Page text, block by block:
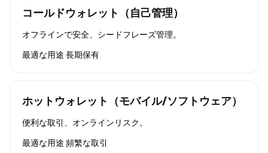
コールドウォレット（自己管理）
オフラインで安全、シードフレーズ管理。
最適な用途 長期保有
ホットウォレット（モバイル/ソフトウェア）
便利な取引、オンラインリスク。
最適な用途 頻繁な取引